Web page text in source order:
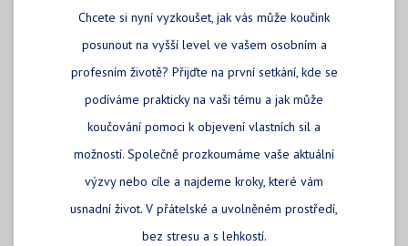
Chcete si nyní vyzkoušet, jak vás může koučink
posunout na vyšší level ve vašem osobním a
profesním životě? Přijďte na první setkání, kde se
podíváme prakticky na vaši tému a jak může
koučování pomoci k objevení vlastních sil a
možností. Společně prozkoumáme vaše aktuální
výzvy nebo cíle a najdeme kroky, které vám
usnadní život. V přátelské a uvolněném prostředí,
bez stresu a s lehkostí.